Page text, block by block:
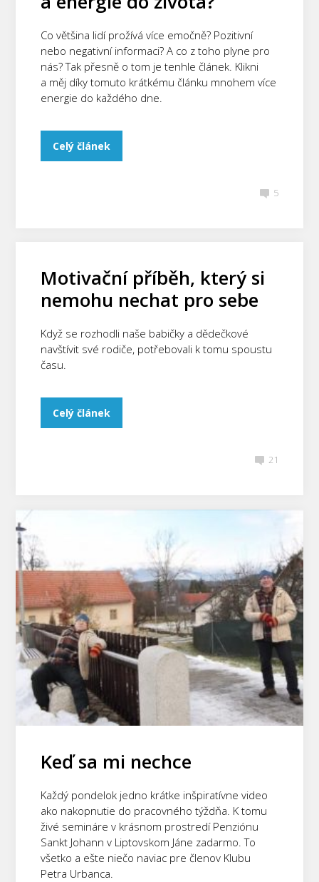
Co většina lidí prožívá více emočně? Pozitivní
nebo negativní informaci? A co z toho plyne pro
nás? Tak přesně o tom je tenhle článek. Klikni
a měj díky tomuto krátkému článku mnohem více
energie do každého dne.
Celý článek
5
Motivační příběh, který si
nemohu nechat pro sebe
Když se rozhodli naše babičky a dědečkové
navštívit své rodiče, potřebovali k tomu spoustu
času.
Celý článek
21
Keď sa mi nechce
Každý pondelok jedno krátke inšpiratívne video
ako nakopnutie do pracovného týždňa. K tomu
živé semináre v krásnom prostredí Penziónu
Sankt Johann v Liptovskom Jáne zadarmo. To
všetko a ešte niečo naviac pre členov Klubu
Petra Urbanca.